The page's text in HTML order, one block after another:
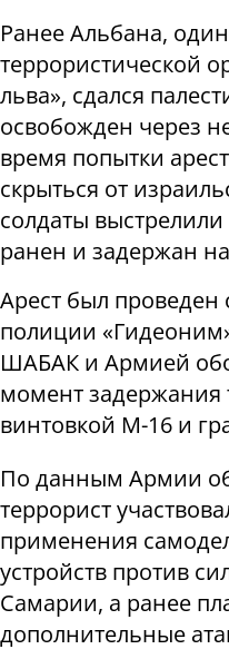
Ранее Альбана,
террористической
льва», сдался
освобожден через
время попытки
скрыться от
солдаты
ранен и задержан
Арест был
полиции
ШАБАК и Армией
момент задержания
винтовкой М-16 и
По данным Армии
террорист
применения
устройств против
Самарии, а ранее
дополнительные